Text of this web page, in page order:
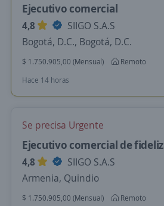
Ejecutivo comercial
4,8
SIIGO S.A.S
Bogotá, D.C., Bogotá, D.C.
$ 1.750.905,00 (Mensual)
Remoto
Hace 14 horas
Se precisa Urgente
Ejecutivo comercial de
4,8
SIIGO S.A.S
Armenia, Quindio
$ 1.750.905,00 (Mensual)
Remoto